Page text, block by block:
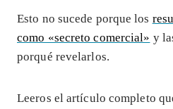
Esto no sucede porque los
como «secreto comercial» y
porqué revelarlos.
Leeros el artículo completo